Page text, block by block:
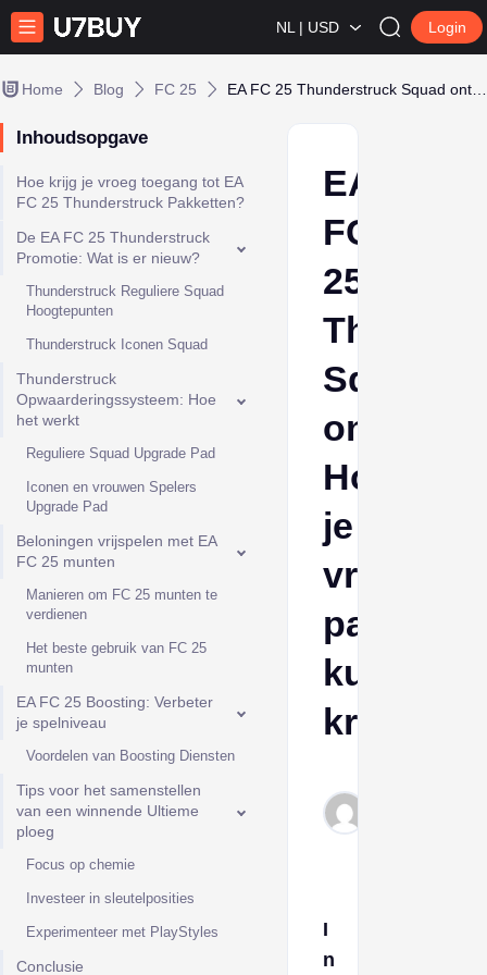
NL | USD Login
Home Blog FC 25
Inhoudsopgave
Hoe krijg je vroeg toegang tot EA
FC 25 Thunderstruck Pakketten?
De EA FC 25 Thunderstruck
Promotie: Wat is er nieuw?
Thunderstruck Reguliere Squad
Hoogtepunten
Thunderstruck Iconen Squad
Thunderstruck
Opwaarderingssysteem: Hoe
het werkt
Reguliere Squad Upgrade Pad
Iconen en vrouwen Spelers
Upgrade Pad
Beloningen vrijspelen met EA
FC 25 munten
Manieren om FC 25 munten te
verdienen
Het beste gebruik van FC 25
munten
EA FC 25 Boosting: Verbeter
je spelniveau
Voordelen van Boosting Diensten
Tips voor het samenstellen
van een winnende Ultieme
ploeg
Focus op chemie
Investeer in sleutelposities
Experimenteer met PlayStyles
Conclusie
EA
FC
25
Squad
onthuld:
Hoe
je
vroeg
kunt
krijgen.
I
n